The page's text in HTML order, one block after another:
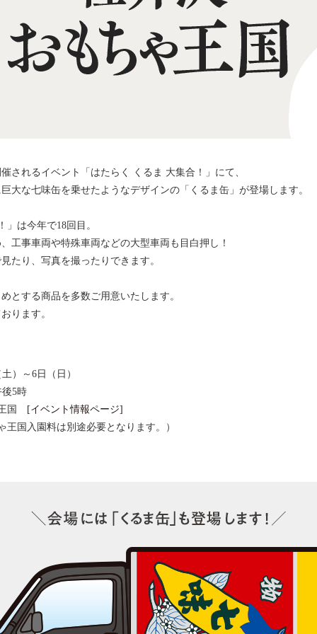
されるイベント「はたらく くるま 大集合！」にて、
大な七味缶を乗せたようなデザインの「くるま缶」が登場します。
は今年で18回目。
工事車両や特殊車両などの大型車両も目白押し！
たり、写真を撮ったりできます。
とする商品を多数ご用意いたします。
ります。
）～6日（日）
後5時
国
[イベント情報ページ]
国入園料は別途必要となります。）